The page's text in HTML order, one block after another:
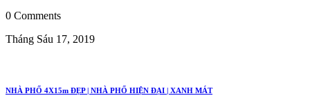
0 Comments
Tháng Sáu 17, 2019
NHÀ PHỐ 4X15m ĐẸP | NHÀ PHỐ HIỆN ĐẠI | XANH MÁT